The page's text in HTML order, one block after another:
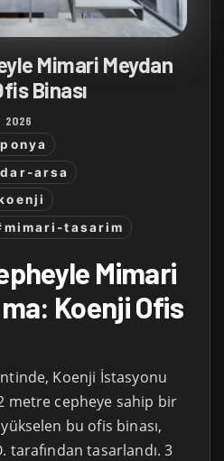
Mimari Meydan
Binası
2026
arsa
tasarim
Mimari
Koenji Ofis
Koenji İstasyonu
metre cepheye sahip bir
bu ofis binası,
tarafından tasarlandı. 3